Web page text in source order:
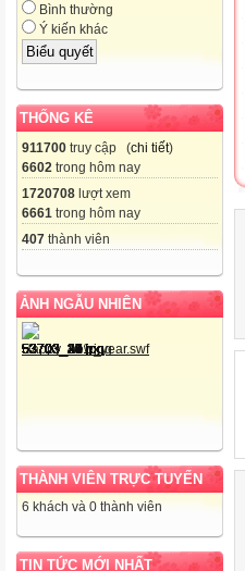
Bình thường
Ý kiến khác
THỐNG KÊ
911700 truy cập (chi tiết)
6602 trong hôm nay
1720708 lượt xem
6661 trong hôm nay
407 thành viên
ẢNH NGẪU NHIÊN
THÀNH VIÊN TRỰC TUYẾN
6 khách và 0 thành viên
TIN TỨC MỚI NHẤT